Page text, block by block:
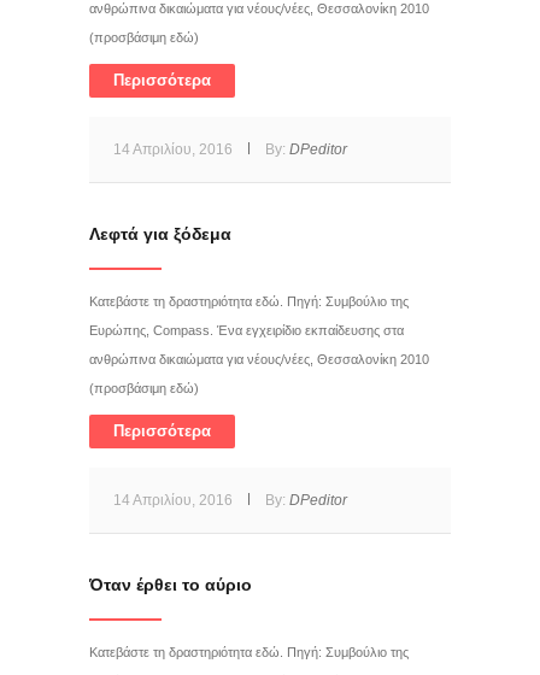
ανθρώπινα δικαιώματα για νέους/νέες, Θεσσαλονίκη 2010
(προσβάσιμη εδώ)
Περισσότερα
14 Απριλίου, 2016 By: DPeditor
Λεφτά για ξόδεμα
Κατεβάστε τη δραστηριότητα εδώ. Πηγή: Συμβούλιο της
Ευρώπης, Compass. Ένα εγχειρίδιο εκπαίδευσης στα
ανθρώπινα δικαιώματα για νέους/νέες, Θεσσαλονίκη 2010
(προσβάσιμη εδώ)
Περισσότερα
14 Απριλίου, 2016 By: DPeditor
Όταν έρθει το αύριο
Κατεβάστε τη δραστηριότητα εδώ. Πηγή: Συμβούλιο της